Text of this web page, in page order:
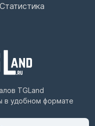
Статистика
TGLand
в удобном формате